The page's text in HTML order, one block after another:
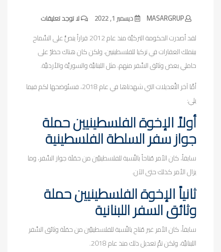
MASARGRUP ديسمبر 1, 2022 لا توجد تعليقات
لقد أصدرت الحكومة التركيَّة منذ عام 2012 قراراً ينصُّ على السَّماح
ببتملك العقارات في تركيا للفلسطينيين، ولكن كان هناك حظرٌ على
حاملي بعض وثائق السَّفر منهم، مثل اللبنانيَّة والسوريَّة والأردنيَّة.
أمَّا آخر التَّعديلات التي شهدناها في عام 2018، فسنُوضحها لكم فيما
يلي:
أولاً الإخوة الفلسطينيين حملة
جواز سفر السلطة الفلسطينية
سابقاً، كان الأمر مُتاحاً بالنِّسبة للفلسطينيِّين من حمَلَة جواز السَّفر، وما
يزال الأمر كذلك حتى الآن.
ثانياً الإخوة الفلسطينيين حملة
وثائق السفر اللبنانية
سابقاً، كان الأمر غير مُتاح بالنِّسبة للفلسطينيِّين من حمَلَة وثائق السَّفر
اللبنانيَّة، ولكن تمَّ تعديل ذلك منذ عام 2018.